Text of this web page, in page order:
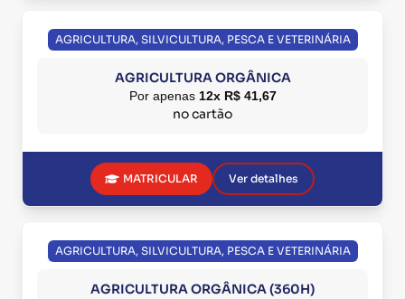
AGRICULTURA, SILVICULTURA, PESCA E VETERINÁRIA
AGRICULTURA ORGÂNICA
Por apenas 12x R$ 41,67
no cartão
MATRICULAR Ver detalhes
AGRICULTURA, SILVICULTURA, PESCA E VETERINÁRIA
AGRICULTURA ORGÂNICA (360H)